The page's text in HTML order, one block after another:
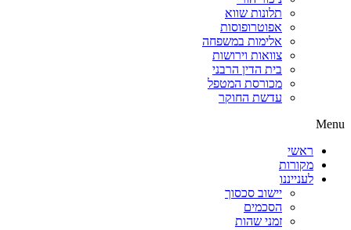
תלונות שווא
אפוטרופוסות
אלימות במשפחה
צוואות וירושות
בית הדין הרבני
מכורסת המטפל
עדשת החוקר
Menu
ראשי
מקורות
לענייננו
יישוב סכסוך
הסכמים
זמני שהות